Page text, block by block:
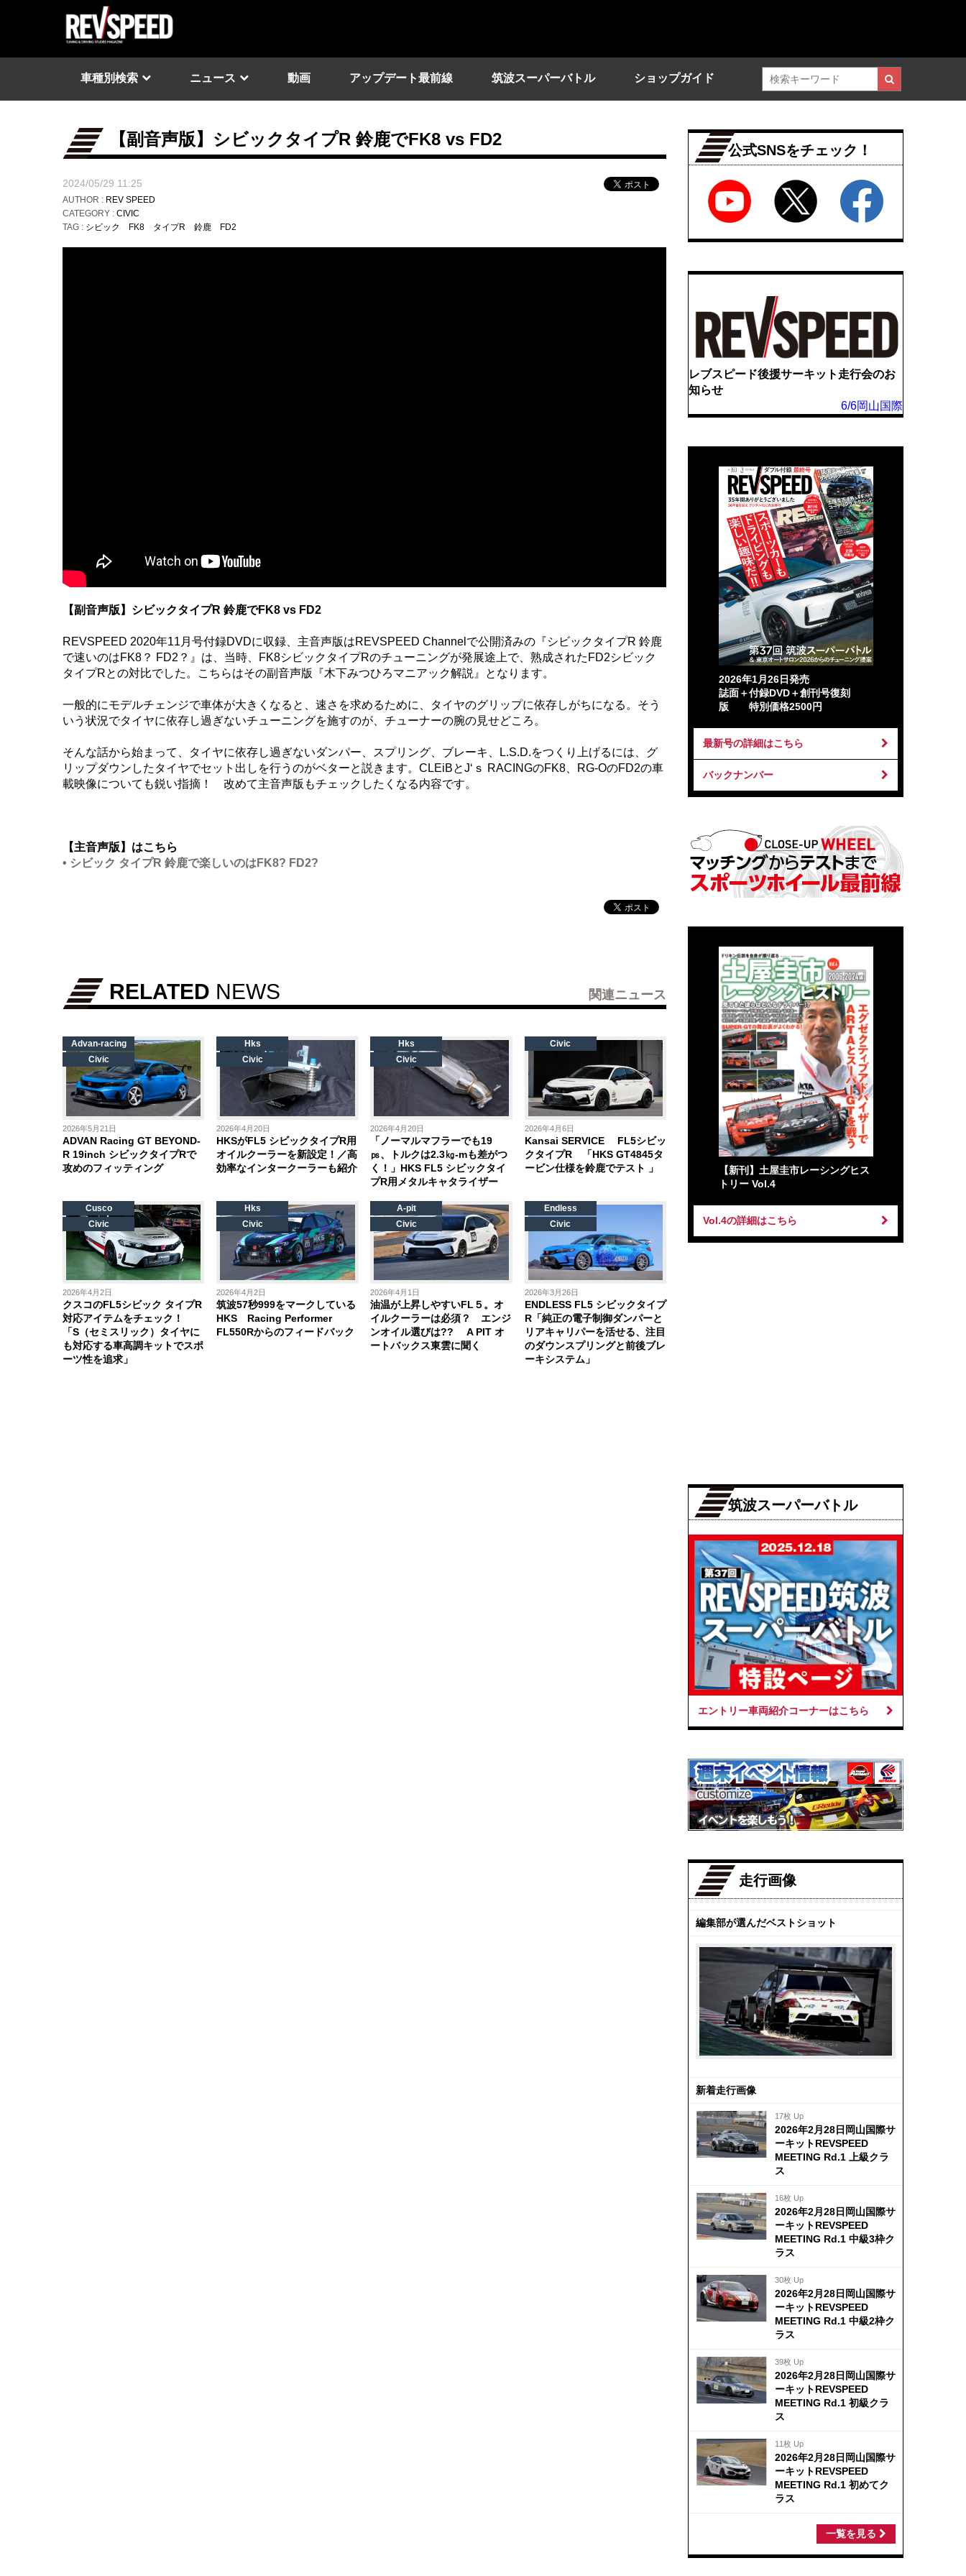
車種別検索 ニュース 動画 アップデート最前線 筑波スーパーバトル ショップガイド
【副音声版】シビックタイプR 鈴鹿でFK8 vs FD2
2024/05/29 11:25
AUTHOR : REV SPEED
CATEGORY : CIVIC
TAG : シビック FK8 タイプR 鈴鹿 FD2
【副音声版】シビックタイプR 鈴鹿でFK8 vs FD2
REVSPEED 2020年11月号付録DVDに収録、主音声版はREVSPEED Channelで公開済みの『シビックタイプR 鈴鹿
で速いのはFK8？ FD2？』は、当時、FK8シビックタイプRのチューニングが発展途上で、熟成されたFD2シビック
タイプRとの対比でした。こちらはその副音声版『木下みつひろマニアック解説』となります。
一般的にモデルチェンジで車体が大きくなると、速さを求めるために、タイヤのグリップに依存しがちになる。そう
いう状況でタイヤに依存し過ぎないチューニングを施すのが、チューナーの腕の見せどころ。
そんな話から始まって、タイヤに依存し過ぎないダンパー、スプリング、ブレーキ、L.S.D.をつくり上げるには、グ
リップダウンしたタイヤでセット出しを行うのがベターと説きます。CLEiBとJ‘ｓ RACINGのFK8、RG-OのFD2の車
載映像についても鋭い指摘！ 改めて主音声版もチェックしたくなる内容です。
【主音声版】はこちら
• シビック タイプR 鈴鹿で楽しいのはFK8? FD2?
RELATED NEWS 関連ニュース
2026年5月21日
ADVAN Racing GT BEYOND-
R 19inch シビックタイプRで
攻めのフィッティング
Advan-racing
Civic
2026年4月20日
HKSがFL5 シビックタイプR用
オイルクーラーを新設定！／高
効率なインタークーラーも紹介
Hks
Civic
2026年4月20日
「ノーマルマフラーでも19
㎰、トルクは2.3㎏-mも差がつ
く！」HKS FL5 シビックタイ
プR用メタルキャタライザー
Hks
Civic
2026年4月6日
Kansai SERVICE FL5シビッ
クタイプR 「HKS GT4845タ
ービン仕様を鈴鹿でテスト 」
Civic
2026年4月2日
クスコのFL5シビック タイプR
対応アイテムをチェック！
「S（セミスリック）タイヤに
も対応する車高調キットでスポ
ーツ性を追求」
Cusco
Civic
2026年4月2日
筑波57秒999をマークしている
HKS Racing Performer
FL550Rからのフィードバック
Hks
Civic
2026年4月1日
油温が上昇しやすいFL５。オ
イルクーラーは必須？ エンジ
ンオイル選びは?? A PIT オ
ートバックス東雲に聞く
A-pit
Civic
2026年3月26日
ENDLESS FL5 シビックタイプ
R「純正の電子制御ダンパーと
リアキャリパーを活せる、注目
のダウンスプリングと前後ブレ
ーキシステム」
Endless
Civic
公式SNSをチェック！
レブスピード後援サーキット走行会のお
知らせ
6/6岡山国際
2026年1月26日発売
誌面＋付録DVD＋創刊号復刻
版 特別価格2500円
最新号の詳細はこちら
バックナンバー
【新刊】土屋圭市レーシングヒス
トリー Vol.4
Vol.4の詳細はこちら
筑波スーパーバトル
エントリー車両紹介コーナーはこちら
走行画像
編集部が選んだベストショット
新着走行画像
17枚 Up
2026年2月28日岡山国際サ
ーキットREVSPEED
MEETING Rd.1 上級クラ
ス
16枚 Up
2026年2月28日岡山国際サ
ーキットREVSPEED
MEETING Rd.1 中級3枠ク
ラス
30枚 Up
2026年2月28日岡山国際サ
ーキットREVSPEED
MEETING Rd.1 中級2枠ク
ラス
39枚 Up
2026年2月28日岡山国際サ
ーキットREVSPEED
MEETING Rd.1 初級クラ
ス
11枚 Up
2026年2月28日岡山国際サ
ーキットREVSPEED
MEETING Rd.1 初めてク
ラス
一覧を見る